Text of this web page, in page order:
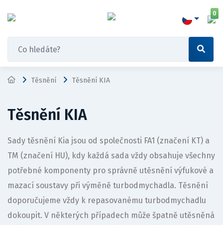
0
Těsnění Těsnění KIA
Těsnění KIA
Sady těsnění Kia jsou od společnosti FA1 (značení KT) a
TM (značení HU), kdy každá sada vždy obsahuje všechny
potřebné komponenty pro správně utěsnění výfukové a
mazací soustavy při výměně turbodmychadla. Těsnění
doporučujeme vždy k repasovanému turbodmychadlu
dokoupit. V některých případech může špatně utěsněná